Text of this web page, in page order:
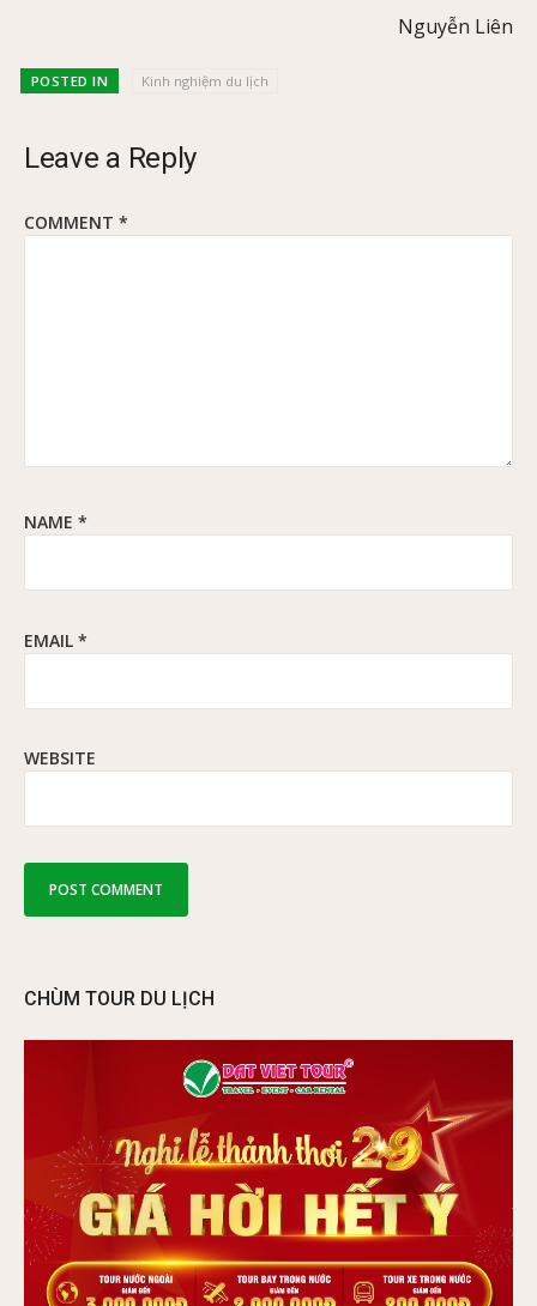
Nguyễn Liên
POSTED IN Kinh nghiệm du lịch
Leave a Reply
COMMENT *
NAME *
EMAIL *
WEBSITE
CHÙM TOUR DU LỊCH